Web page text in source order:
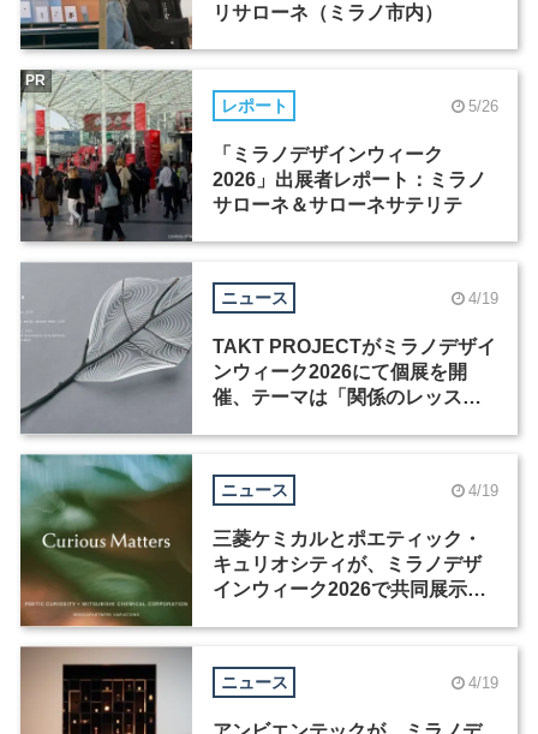
リサローネ（ミラノ市内）
レポート 5/26
「ミラノデザインウィーク
2026」出展者レポート：ミラノ
サローネ＆サローネサテリテ
PR
ニュース 4/19
TAKT PROJECTがミラノデザイ
ンウィーク2026にて個展を開
催、テーマは「関係のレッス
ニュース 4/19
三菱ケミカルとポエティック・
キュリオシティが、ミラノデザ
インウィーク2026で共同展示を
ニュース 4/19